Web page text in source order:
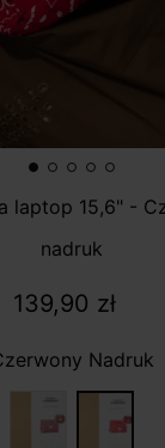
laptop 15,6" -
nadruk
139,90 zł
Nadruk